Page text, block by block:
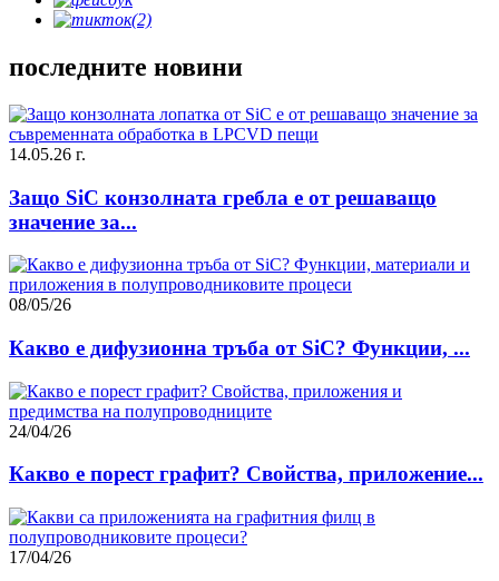
последните новини
14.05.26 г.
Защо SiC конзолната гребла е от решаващо
значение за...
08/05/26
Какво е дифузионна тръба от SiC? Функции, ...
24/04/26
Какво е порест графит? Свойства, приложение...
17/04/26